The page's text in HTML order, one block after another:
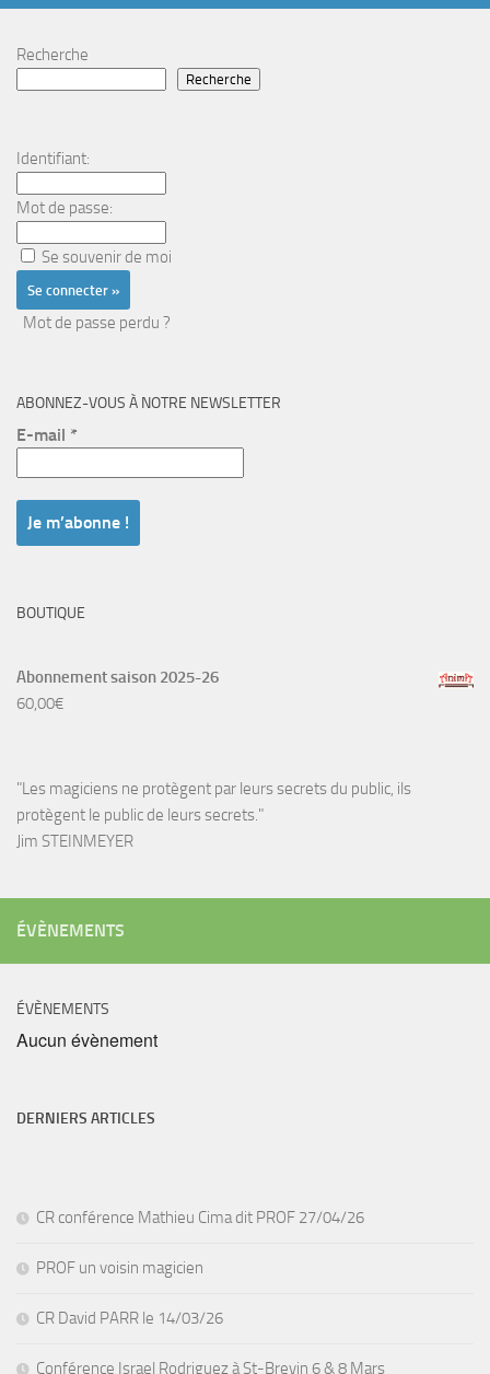
Recherche
Recherche
Identifiant:
Mot de passe:
Se souvenir de moi
Mot de passe perdu ?
ABONNEZ-VOUS À NOTRE NEWSLETTER
E-mail *
BOUTIQUE
Abonnement saison 2025-26
60,00€
"Les magiciens ne protègent par leurs secrets du public, ils
protègent le public de leurs secrets."
Jim STEINMEYER
ÉVÈNEMENTS
ÉVÈNEMENTS
Aucun évènement
DERNIERS ARTICLES
CR conférence Mathieu Cima dit PROF 27/04/26
PROF un voisin magicien
CR David PARR le 14/03/26
Conférence Israel Rodriguez à St-Brevin 6 & 8 Mars